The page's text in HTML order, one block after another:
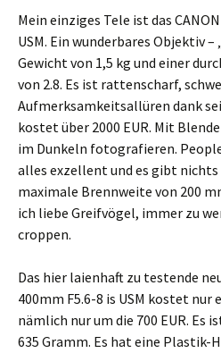
Mein einziges Tele ist das
USM. Ein wunderbares Objektiv
Gewicht von 1,5 kg und einer
von 2.8. Es ist rattenscharf,
Aufmerksamkeitsallüren dank
kostet über 2000 EUR. Mit
im Dunkeln fotografieren.
alles exzellent und es gibt nichts
maximale Brennweite von 200
ich liebe Greifvögel, immer zu
croppen.
Das hier laienhaft zu testende
400mm F5.6-8 is USM kostet nur
nämlich nur um die 700 EUR. Es
635 Gramm. Es hat eine